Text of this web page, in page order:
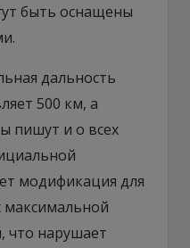
быть оснащены
дальность
500 км, а
пишут и о всех
модификация для
максимальной
что нарушает